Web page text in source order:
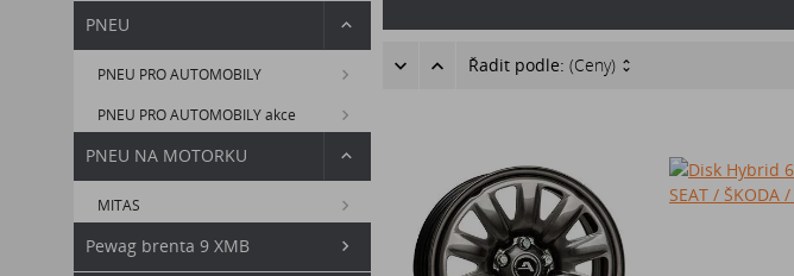
PNEU
PNEU PRO AUTOMOBILY
PNEU PRO AUTOMOBILY akce
PNEU NA MOTORKU
MITAS
Pewag brenta 9 XMB
Řadit podle: (Ceny)